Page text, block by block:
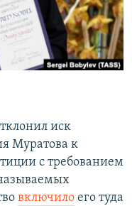
иск
Муратова к
с требованием
включило его туда